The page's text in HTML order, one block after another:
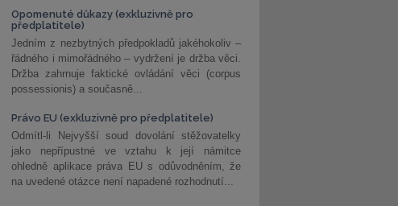
Opomenuté důkazy (exkluzivně pro
předplatitele)
Jedním z nezbytných předpokladů jakéhokoliv –
řádného i mimořádného – vydržení je držba věci.
Držba zahrnuje faktické ovládání věci (corpus
possessionis) a současně...
Právo EU (exkluzivně pro předplatitele)
Odmítl-li Nejvyšší soud dovolání stěžovatelky
jako nepřípustné ve vztahu k její námitce
ohledně aplikace práva EU s odůvodněním, že
na uvedené otázce není napadené rozhodnutí...